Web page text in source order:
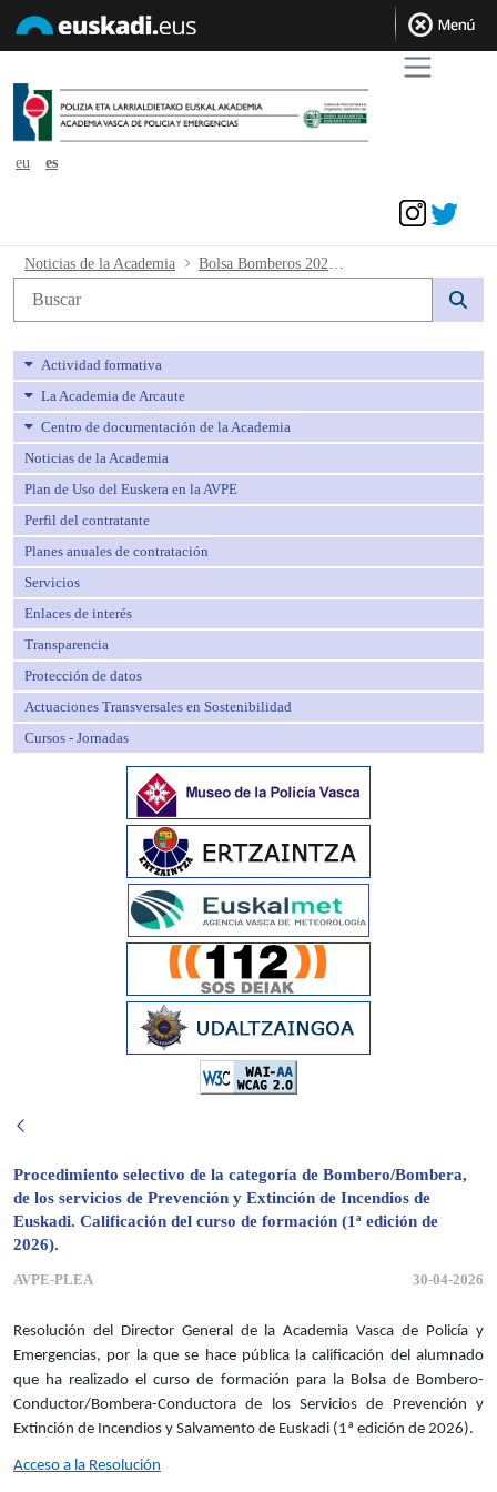
eu
es
Bolsa Bomberos 2022 Resolución
Noticias de la Academia
Búsqueda web
Actividad formativa
La Academia de Arcaute
Centro de documentación de la Academia
Noticias de la Academia
Plan de Uso del Euskera en la AVPE
Perfil del contratante
Planes anuales de contratación
Servicios
Enlaces de interés
Transparencia
Protección de datos
Actuaciones Transversales en Sostenibilidad
Cursos - Jornadas
Procedimiento selectivo de la categoría de Bombero/Bombera,
de los servicios de Prevención y Extinción de Incendios de
Euskadi. Calificación del curso de formación (1ª edición de
2026).
AVPE-PLEA 30-04-2026
Resolución del Director General de la Academia Vasca de Policía y
Emergencias, por la que se hace pública la calificación del alumnado
que ha realizado el curso de formación para la Bolsa de Bombero-
Conductor/Bombera-Conductora de los Servicios de Prevención y
Extinción de Incendios y Salvamento de Euskadi (1ª edición de 2026).
Acceso a la Resolución